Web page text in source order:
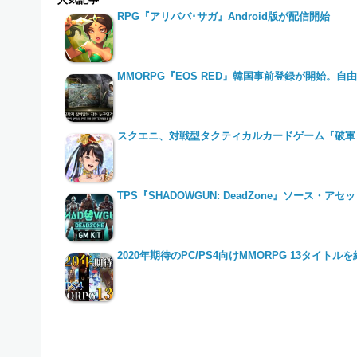
RPG『アリババ･サガ』Android版が配信開始
MMORPG『EOS RED』韓国事前登録が開始。自
スクエニ、対戦型タクティカルカードゲーム『破
TPS『SHADOWGUN: DeadZone』ソース・アセ
2020年期待のPC/PS4向けMMORPG 13タイトルを